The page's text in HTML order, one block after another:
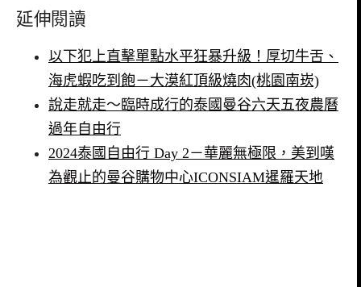
延伸閱讀
以下犯上直擊單點水平狂暴升級！厚切牛舌、
海虎蝦吃到飽－大漠紅頂級燒肉(桃園南崁)
說走就走～臨時成行的泰國曼谷六天五夜農曆
過年自由行
2024泰國自由行 Day 2－華麗無極限，美到嘆
為觀止的曼谷購物中心ICONSIAM暹羅天地